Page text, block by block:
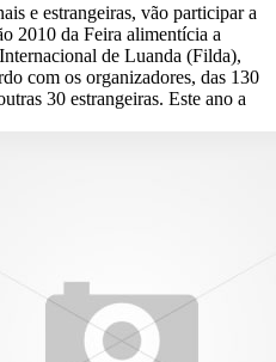
e estrangeiras, vão participar a
2010 da Feira alimentícia a
de Luanda (Filda),
com os organizadores, das 130
30 estrangeiras. Este ano a